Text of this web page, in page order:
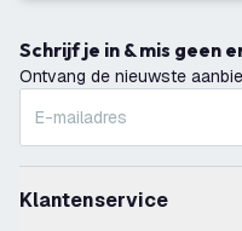
Schrijf je in & mis geen
Ontvang de nieuwste
Klantenservice